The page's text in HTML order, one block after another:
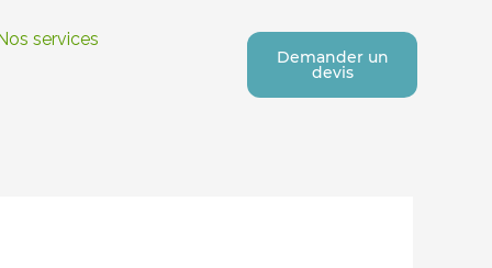
services
Demander un
devis